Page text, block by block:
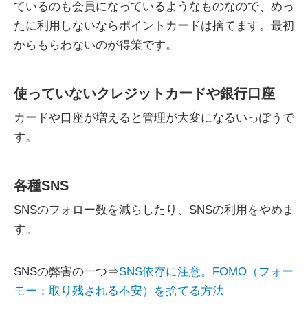
ているのも会員になっているようなものなので、めっ
たに利用しないならポイントカードは捨てます。最初
からもらわないのが得策です。
使っていないクレジットカードや銀行口座
カードや口座が増えると管理が大変になるいっぽうで
す。
各種SNS
SNSのフォロー数を減らしたり、SNSの利用をやめま
す。
SNSの弊害の一つ⇒SNS依存に注意。FOMO（フォー
モー：取り残される不安）を捨てる方法